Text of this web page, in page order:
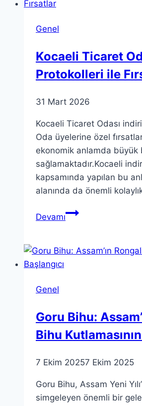
Genel
Kocaeli Ticaret
Protokolleri ile
31 Mart 2026
Kocaeli Ticaret Odası
Oda üyelerine özel
ekonomik anlamda büyük
sağlamaktadır.Kocaeli
kapsamında yapılan bu
alanında da önemli
DevamıKocaeli
İndirim
Genel
Goru Bihu:
Bihu
7 Ekim 20257 Ekim 2025
Goru Bihu, Assam Yeni
simgeleyen önemli bir